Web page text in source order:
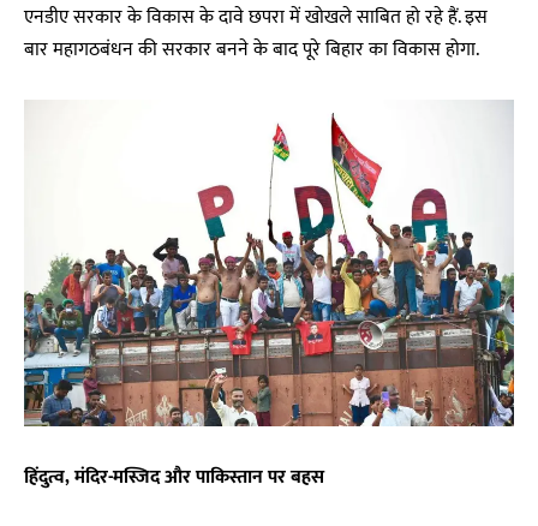
एनडीए सरकार के विकास के दावे छपरा में खोखले साबित हो रहे हैं. इस
बार महागठबंधन की सरकार बनने के बाद पूरे बिहार का विकास होगा.
हिंदुत्व, मंदिर-मस्जिद और पाकिस्तान पर बहस